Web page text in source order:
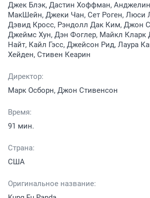
Джек Блэк, Дастин Хоффман,
МакШейн, Джеки Чан, Сет Роген, Люси
Дэвид Кросс, Рэндолл Дак Ким, Джон
Джеймс Хун, Дэн Фоглер, Майкл Кларк
Найт, Кайл Гэсс, Джейсон Рид, Лаура
Хейден, Стивен Кеарин
Директор:
Марк Осборн, Джон Стивенсон
Время:
91 мин.
Страна:
США
Оригинальное название: